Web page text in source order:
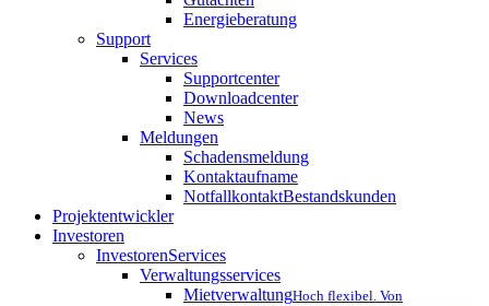
Energieberatung
Support
Services
Supportcenter
Downloadcenter
News
Meldungen
Schadensmeldung
Kontaktaufname
NotfallkontaktBestandskunden
Projektentwickler
Investoren
InvestorenServices
Verwaltungsservices
MietverwaltungHoch flexibel. Von